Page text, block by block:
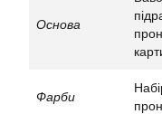
Основа
Фарби